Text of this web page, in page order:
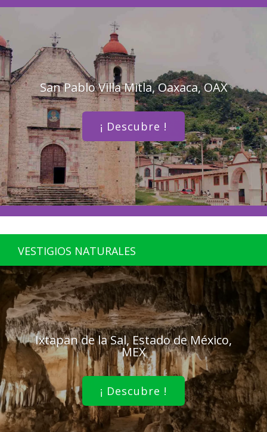
San Pablo Villa Mitla, Oaxaca, OAX
¡ Descubre !
VESTIGIOS NATURALES
Ixtapan de la Sal, Estado de México,
MEX
¡ Descubre !